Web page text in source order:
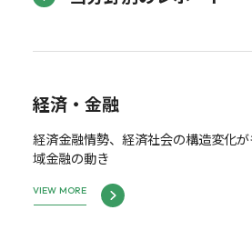
経済・金融
経済金融情勢、経済社会の構造変化
域金融の動き
VIEW MORE